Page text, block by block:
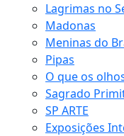
Lagrimas no
Madonas
Meninas do
Pipas
O que os
Sagrado
SP ARTE
Exposições